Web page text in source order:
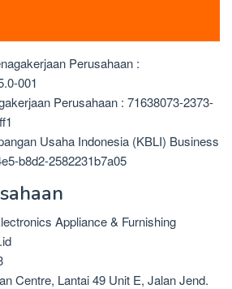
Perusahaan :
001
Perusahaan : 71638073-2373-
Usaha Indonesia (KBLI) Business
b8d2-2582231b7a05
Appliance & Furnishing
Centre, Lantai 49 Unit E, Jalan Jend.